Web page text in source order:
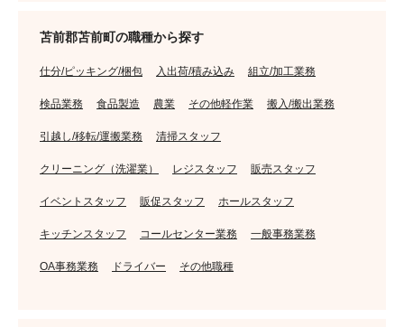
苫前郡苫前町の職種から探す
仕分/ピッキング/梱包 入出荷/積み込み 組立/加工業務
検品業務 食品製造 農業 その他軽作業 搬入/搬出業務
引越し/移転/運搬業務 清掃スタッフ
クリーニング（洗濯業） レジスタッフ 販売スタッフ
イベントスタッフ 販促スタッフ ホールスタッフ
キッチンスタッフ コールセンター業務 一般事務業務
OA事務業務 ドライバー その他職種